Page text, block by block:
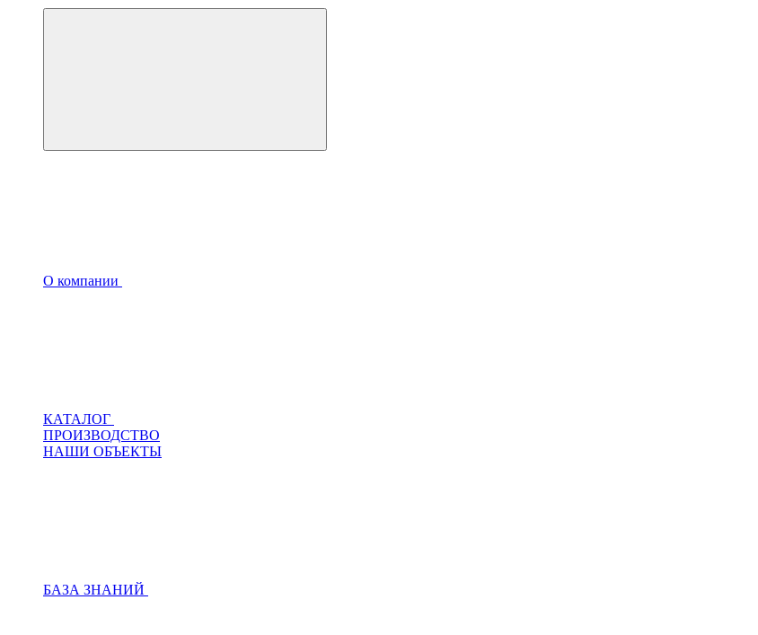
О компании
КАТАЛОГ
ПРОИЗВОДСТВО
НАШИ ОБЪЕКТЫ
БАЗА ЗНАНИЙ